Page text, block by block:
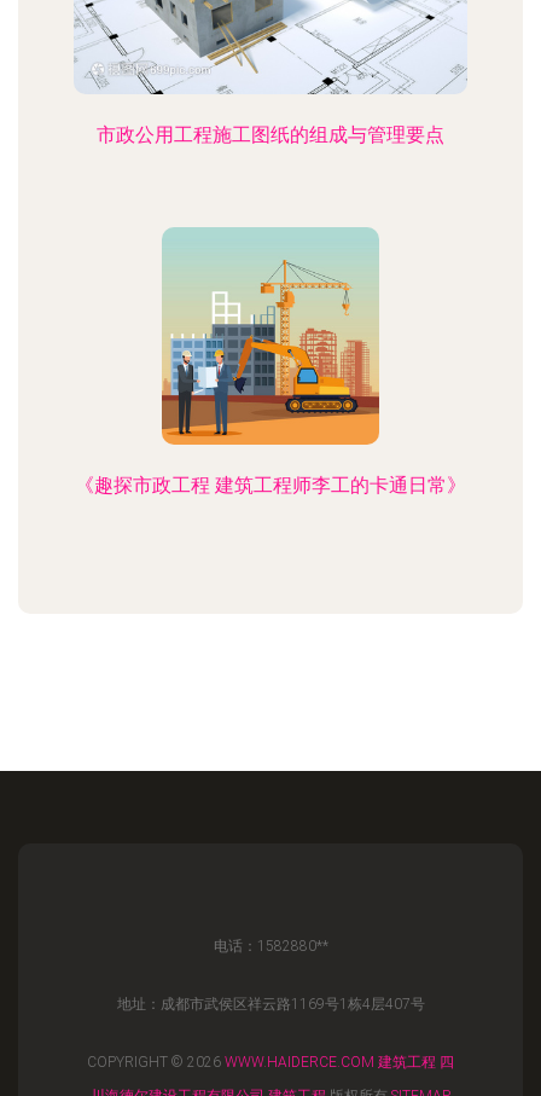
市政公用工程施工图纸的组成与管理要点
《趣探市政工程 建筑工程师李工的卡通日常》
电话：1582880**
地址：成都市武侯区祥云路1169号1栋4层407号
COPYRIGHT © 2026 WWW.HAIDERCE.COM 建筑工程 四